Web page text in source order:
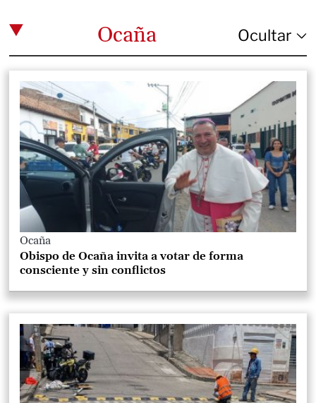
Ocaña
Ocaña
Obispo de Ocaña invita a votar de forma
consciente y sin conflictos